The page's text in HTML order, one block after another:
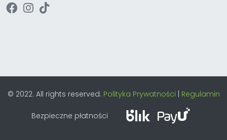
© 2022. All rights reserved. Polityka Prywatności Regulamin
Bezpieczne płatności